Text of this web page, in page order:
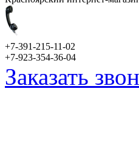
+7-391-215-11-02
+7-923-354-36-04
Заказать